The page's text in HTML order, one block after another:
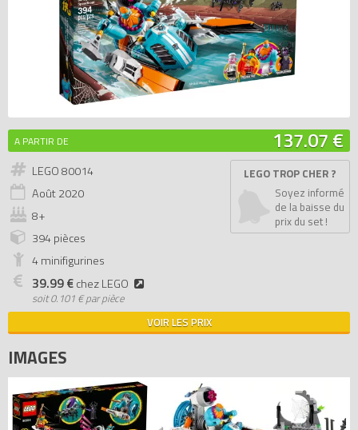
A PARTIR DE 137.07 €
LEGO 80014
Août2020
8+
394 pièces
4 minifigurines
39.99 €chez LEGO
soit0.101 € par pièce
LEGO TROP CHER ?
Soyez informé
de la baisse du
prix du set !
VOIR LES PRIX
IMAGES